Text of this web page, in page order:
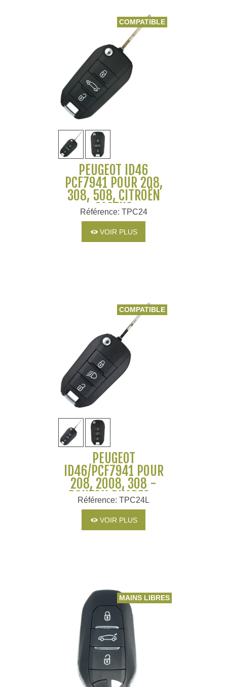
COMPATIBLE
PEUGEOT ID46
PCF7941 POUR 208,
308, 508, CITROËN
CACTUS
Référence: TPC24
VOIR PLUS
COMPATIBLE
PEUGEOT
ID46/PCF7941 POUR
208, 2008, 308 -
BOUTON PHARES -
1608504480
1608504380
Référence: TPC24L
VOIR PLUS
MAINS LIBRES